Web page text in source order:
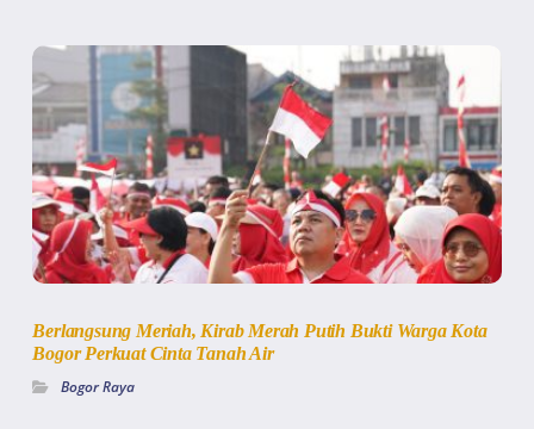
Berlangsung Meriah, Kirab Merah Putih Bukti Warga Kota
Bogor Perkuat Cinta Tanah Air
Bogor Raya